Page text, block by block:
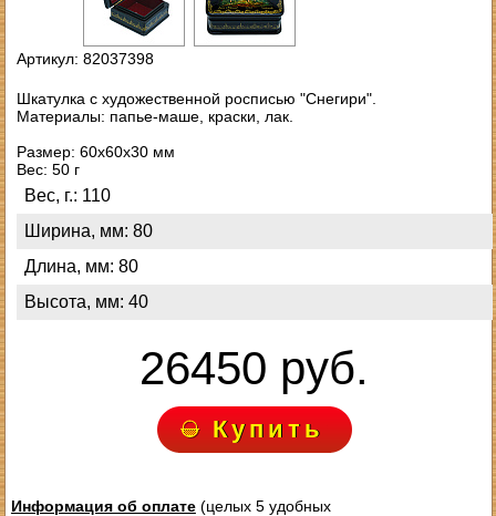
Артикул: 82037398
Шкатулка с художественной росписью "Снегири".
Материалы: папье-маше, краски, лак.
Размер: 60х60х30 мм
Вес: 50 г
Вес, г.: 110
Ширина, мм: 80
Длина, мм: 80
Высота, мм: 40
26450 руб.
Купить
Информация об оплате(целых 5 удобных